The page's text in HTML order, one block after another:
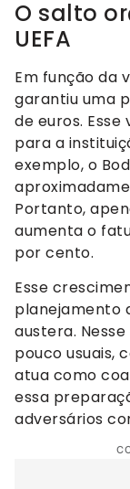
O salto
UEFA
Em função da
garantiu uma
de euros.
para a
exemplo, o
Portanto,
aumenta o
por cento.
Esse
planejamento
austera.
pouco usuais,
atua como
essa
adversários